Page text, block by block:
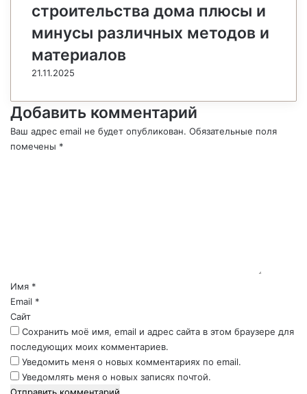
строительства дома плюсы и
минусы различных методов и
материалов
21.11.2025
Добавить комментарий
Ваш адрес email не будет опубликован. Обязательные поля
помечены *
р
и
й
*
Имя *
Email *
Сайт
Сохранить моё имя, email и адрес сайта в этом браузере для
последующих моих комментариев.
Уведомить меня о новых комментариях по email.
Уведомлять меня о новых записях почтой.